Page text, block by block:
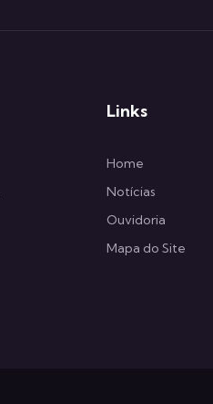
Links
Home
Notícias
Ouvidoria
Mapa do Site